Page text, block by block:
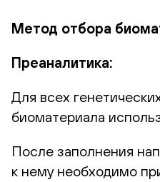
Метод отбора
Преаналитика:
Для всех
биоматериала
После заполнения
к нему необходимо